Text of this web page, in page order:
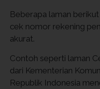
Beberapa laman
cek nomor rekening
akurat.
Contoh seperti laman
dari Kementerian
Republik Indonesia